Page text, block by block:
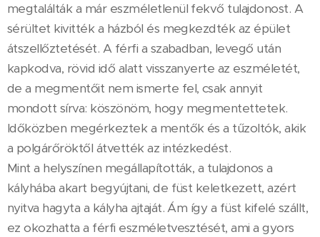
megtalálták a már eszméletlenül fekvő tulajdonost. A
sérültet kivitték a házból és megkezdték az épület
átszellőztetését. A férfi a szabadban, levegő után
kapkodva, rövid idő alatt visszanyerte az eszméletét,
de a megmentőit nem ismerte fel, csak annyit
mondott sírva: köszönöm, hogy megmentettetek.
Időközben megérkeztek a mentők és a tűzoltók, akik
a polgárőröktől átvették az intézkedést.
Mint a helyszínen megállapították, a tulajdonos a
kályhába akart begyújtani, de füst keletkezett, azért
nyitva hagyta a kályha ajtaját. Ám így a füst kifelé szállt,
ez okozhatta a férfi eszméletvesztését, ami a gyors